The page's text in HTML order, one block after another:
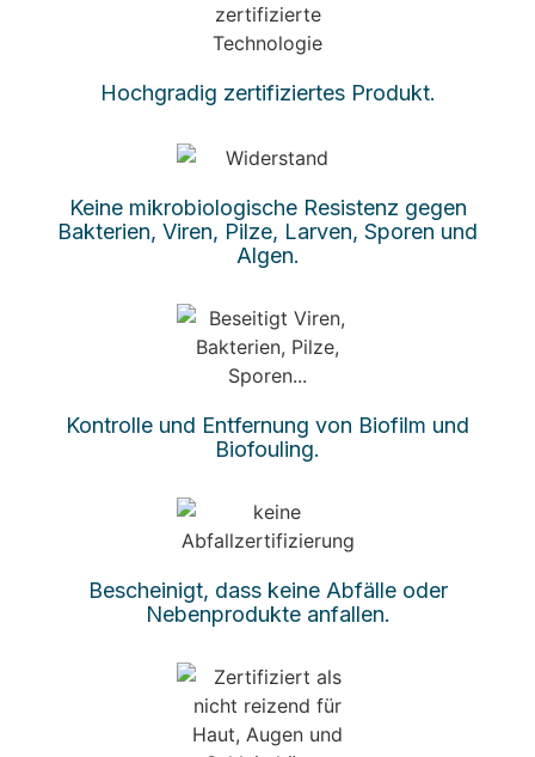
Hochgradig zertifiziertes Produkt.
Keine mikrobiologische Resistenz gegen
Bakterien, Viren, Pilze, Larven, Sporen und
Algen.
Kontrolle und Entfernung von Biofilm und
Biofouling.
Bescheinigt, dass keine Abfälle oder
Nebenprodukte anfallen.